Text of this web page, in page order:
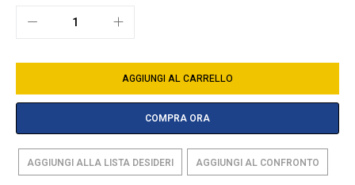
AGGIUNGI AL CARRELLO
COMPRA ORA
AGGIUNGI ALLA LISTA DESIDERI AGGIUNGI AL CONFRONTO